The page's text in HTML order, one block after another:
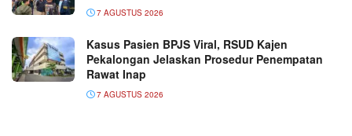
7 AGUSTUS 2026
Kasus Pasien BPJS Viral, RSUD Kajen
Pekalongan Jelaskan Prosedur Penempatan
Rawat Inap
7 AGUSTUS 2026